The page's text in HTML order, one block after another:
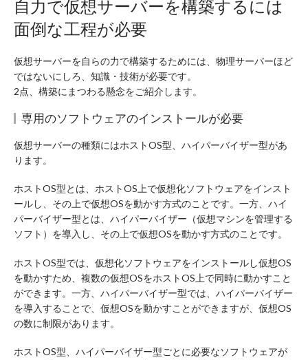
自力で仮想サーバーを構築するには
面倒な工程が必要
仮想サーバーを自らの力で構築するためには、物理サーバーほど
ではないにしろ、知識・技術が必要です。
2点、構築にまつわる懸念をご紹介します。
専用のソフトウェアのインストールが必要
仮想サーバーの種類にはホストOS型、ハイパーバイザー型があ
ります。
ホストOS型とは、ホストOS上で仮想化ソフトウェアをインスト
ールし、その上で仮想OSを動かす方式のことです。一方、ハイ
パーバイザー型とは、ハイパーバイザー（仮想マシンを管理する
ソフト）を導入し、その上で仮想OSを動かす方式のことです。
ホストOS型では、仮想化ソフトウェアをインストールし仮想OS
を動かすため、複数の仮想OSをホストOS上で同時に動かすこと
ができます。一方、ハイパーバイザー型では、ハイパーバイザー
を導入することで、仮想OSを動かすことができますが、仮想OS
の数に制限があります。
ホストOS型、ハイパーバイザー型ごとに必要なソフトウェアが